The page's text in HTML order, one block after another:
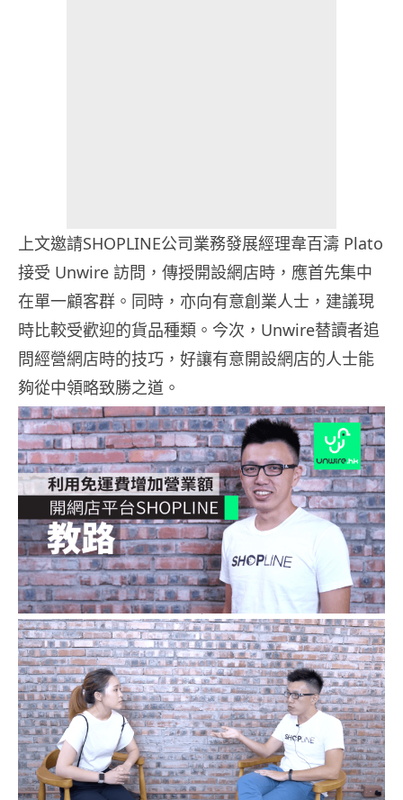
上文邀請SHOPLINE公司業務發展經理韋百濤 Plato
接受 Unwire 訪問，傳授開設網店時，應首先集中
在單一顧客群。同時，亦向有意創業人士，建議現
時比較受歡迎的貨品種類。今次，Unwire替讀者追
問經營網店時的技巧，好讓有意開設網店的人士能
夠從中領略致勝之道。